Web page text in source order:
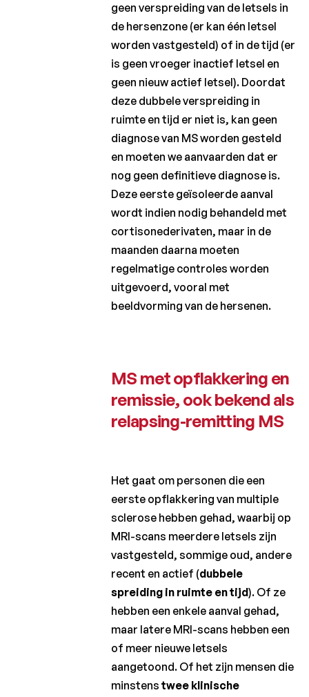
geen verspreiding van de letsels in
de hersenzone (er kan één letsel
worden vastgesteld) of in de tijd (er
is geen vroeger inactief letsel en
geen nieuw actief letsel). Doordat
deze dubbele verspreiding in
ruimte en tijd er niet is, kan geen
diagnose van MS worden gesteld
en moeten we aanvaarden dat er
nog geen definitieve diagnose is.
Deze eerste geïsoleerde aanval
wordt indien nodig behandeld met
cortisonederivaten, maar in de
maanden daarna moeten
regelmatige controles worden
uitgevoerd, vooral met
beeldvorming van de hersenen.
MS met opflakkering en
remissie, ook bekend als
relapsing-remitting MS
Het gaat om personen die een
eerste opflakkering van multiple
sclerose hebben gehad, waarbij op
MRI-scans meerdere letsels zijn
vastgesteld, sommige oud, andere
recent en actief (dubbele
spreiding in ruimte en tijd). Of ze
hebben een enkele aanval gehad,
maar latere MRI-scans hebben een
of meer nieuwe letsels
aangetoond. Of het zijn mensen die
minstenstwee klinische